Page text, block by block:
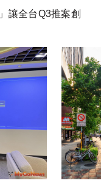
讓全台Q3推案創